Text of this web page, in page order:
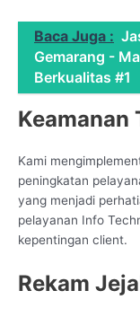
Baca Juga :
Gemarang -
Berkualitas #1
Keamanan
Kami
peningkatan
yang menjadi
pelayanan Info
kepentingan client.
Rekam